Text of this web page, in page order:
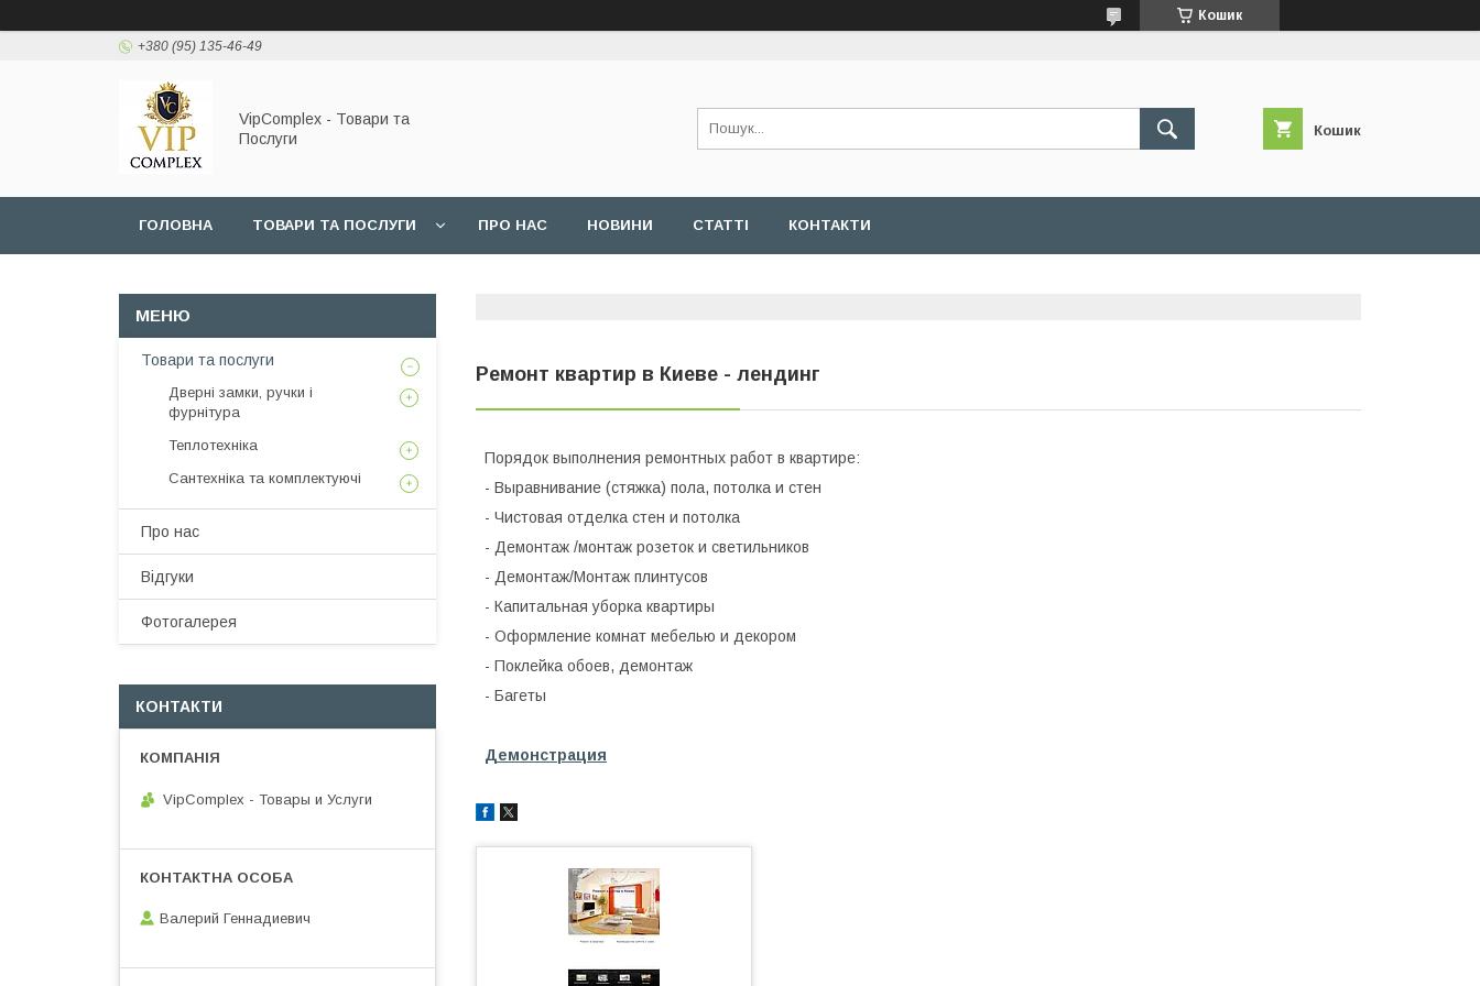
Кошик
+380 (95) 135-46-49
VipComplex - Товари та
Послуги
Кошик
ГОЛОВНА ТОВАРИ ТА ПОСЛУГИ ПРО НАС НОВИНИ СТАТТІ КОНТАКТИ
Ремонт квартир в Киеве - лендинг
Порядок выполнения ремонтных работ в квартире:
- Выравнивание (стяжка) пола, потолка и стен
- Чистовая отделка стен и потолка
- Демонтаж /монтаж розеток и светильников
- Демонтаж/Монтаж плинтусов
- Капитальная уборка квартиры
- Оформление комнат мебелью и декором
- Поклейка обоев, демонтаж
- Багеты
Демонстрация
Товари та послуги
Дверні замки, ручки і
фурнітура
Теплотехніка
Сантехніка та комплектуючі
Про нас
Відгуки
Фотогалерея
КОНТАКТИ
VipComplex - Товары и Услуги
Валерий Геннадиевич